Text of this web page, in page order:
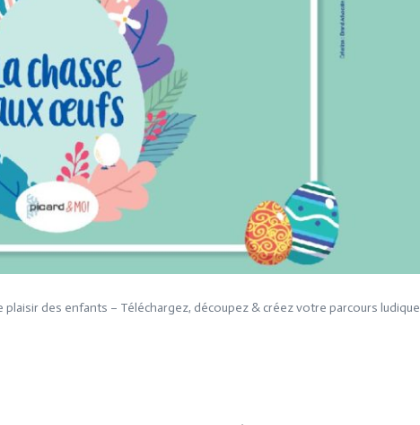
plaisir des enfants – Téléchargez, découpez & créez votre parcours ludique